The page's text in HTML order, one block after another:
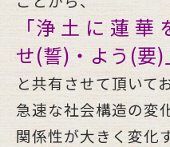
「浄 土 に 蓮 華
せ(誓)・よう(要)
と共有させて頂いて
急速な社会構造の変
関係性が大きく変化